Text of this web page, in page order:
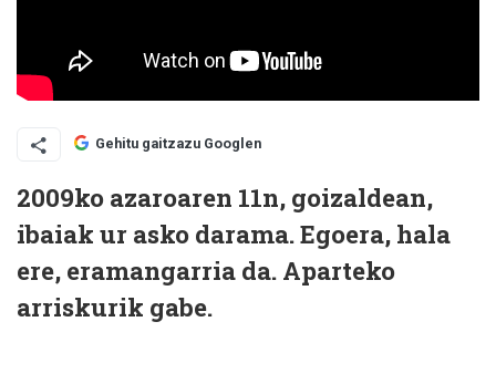
Gehitu gaitzazu Googlen
2009ko azaroaren 11n, goizaldean,
ibaiak ur asko darama. Egoera, hala
ere, eramangarria da. Aparteko
arriskurik gabe.